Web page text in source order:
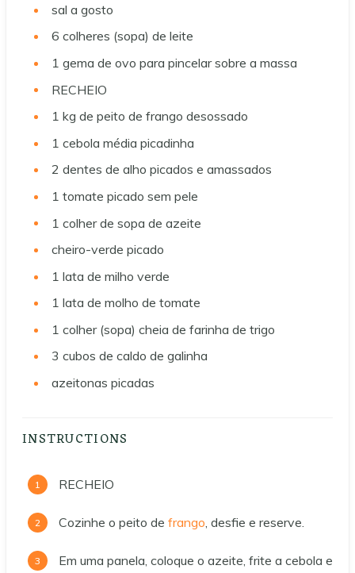
sal a gosto
6 colheres (sopa) de leite
1 gema de ovo para pincelar sobre a massa
RECHEIO
1 kg de peito de frango desossado
1 cebola média picadinha
2 dentes de alho picados e amassados
1 tomate picado sem pele
1 colher de sopa de azeite
cheiro-verde picado
1 lata de milho verde
1 lata de molho de tomate
1 colher (sopa) cheia de farinha de trigo
3 cubos de caldo de galinha
azeitonas picadas
INSTRUCTIONS
RECHEIO
Cozinhe o peito de frango, desfie e reserve.
Em uma panela, coloque o azeite, frite a cebola e